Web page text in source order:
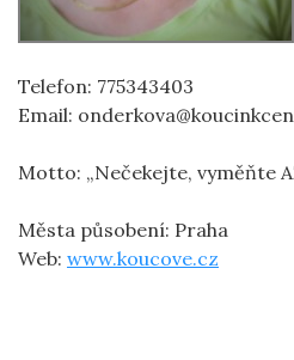
Telefon: 775343403
Email:
Motto: „Nečekejte, vyměňte
Města působení: Praha
Web: www.koucove.cz